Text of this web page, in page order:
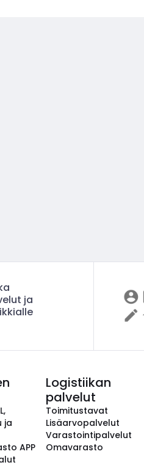
ja
ja
APP
Logistiikan
palvelut
Toimitustavat
Lisäarvopalvelut
Varastointipalvelut
Omavarasto